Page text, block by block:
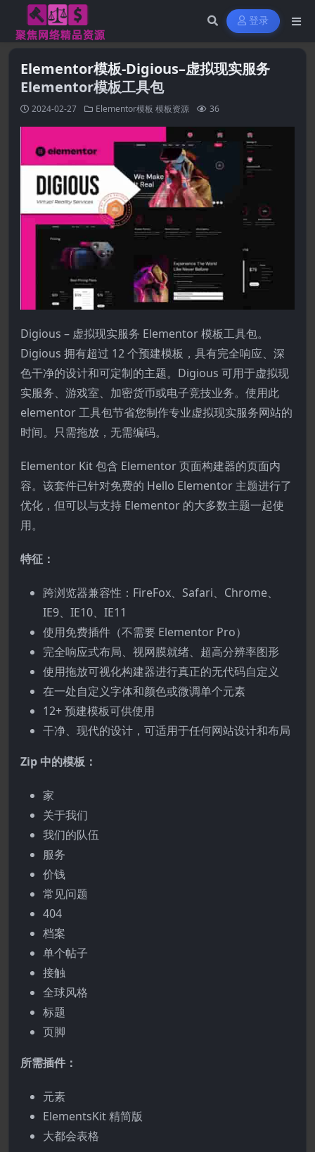
登录
Elementor模板-Digious–虚拟现实服务
Elementor模板工具包
2024-02-27 Elementor模板 模板资源 36
Digious – 虚拟现实服务 Elementor 模板工具包。
Digious 拥有超过 12 个预建模板，具有完全响应、深
色干净的设计和可定制的主题。Digious 可用于虚拟现
实服务、游戏室、加密货币或电子竞技业务。使用此
elementor 工具包节省您制作专业虚拟现实服务网站的
时间。只需拖放，无需编码。
Elementor Kit 包含 Elementor 页面构建器的页面内
容。该套件已针对免费的 Hello Elementor 主题进行了
优化，但可以与支持 Elementor 的大多数主题一起使
用。
特征：
跨浏览器兼容性：FireFox、Safari、Chrome、
IE9、IE10、IE11
使用免费插件（不需要 Elementor Pro）
完全响应式布局、视网膜就绪、超高分辨率图形
使用拖放可视化构建器进行真正的无代码自定义
在一处自定义字体和颜色或微调单个元素
12+ 预建模板可供使用
干净、现代的设计，可适用于任何网站设计和布局
Zip 中的模板：
家
关于我们
我们的队伍
服务
价钱
常见问题
404
档案
单个帖子
接触
全球风格
标题
页脚
所需插件：
元素
ElementsKit 精简版
大都会表格